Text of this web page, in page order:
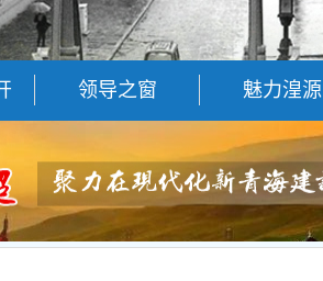
领导之窗 魅力湟源